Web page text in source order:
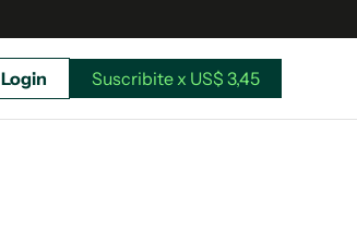
Login Suscribite x US$ 3,45